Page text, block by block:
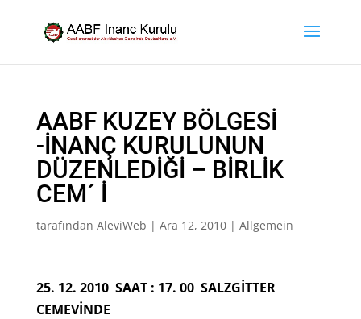
AABF KUZEY BÖLGESİ
-İNANÇ KURULUNUN
DÜZENLEDİĞİ – BİRLİK
CEM´ İ
tarafından AleviWeb | Ara 12, 2010| Allgemein
25. 12. 2010 SAAT : 17. 00 SALZGİTTER
CEMEVİNDE